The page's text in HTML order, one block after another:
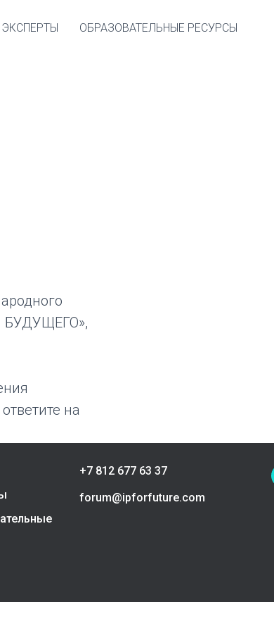
ЭКСПЕРТЫ ОБРАЗОВАТЕЛЬНЫЕ РЕСУРСЫ
по
БУДУЩЕГО»,
на
+7 812 677 63 37
forum@ipforfuture.com